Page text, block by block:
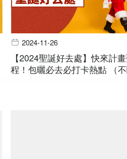
2024-11-26
【2024聖誕好去處】快來計
程！包曬必去必打卡熱點 （不